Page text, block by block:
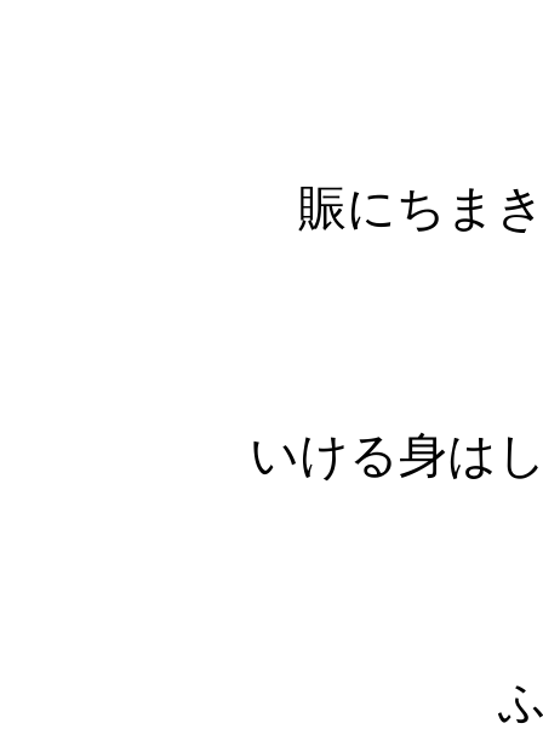
賑にちま
いける身は